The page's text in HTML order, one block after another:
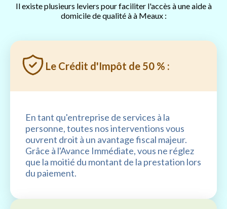
Il existe plusieurs leviers pour faciliter l'accès à une aide à
domicile de qualité à à Meaux :
Le Crédit d'Impôt de 50 % :
En tant qu'entreprise de services à la
personne, toutes nos interventions vous
ouvrent droit à un avantage fiscal majeur.
Grâce à l'Avance Immédiate, vous ne réglez
que la moitié du montant de la prestation lors
du paiement.